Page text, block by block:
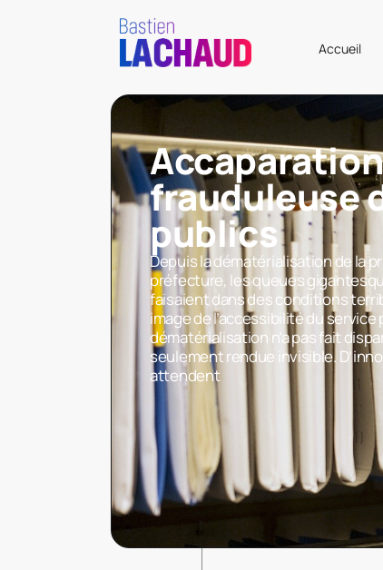
Accueil
Accaparation
frauduleuse
publics
Depuis la dématérialisation de la
préfecture, les queues
faisaient dans des conditions
image de l’accessibilité du service
dématérialisation n’a pas fait
seulement rendue invisible.
attendent